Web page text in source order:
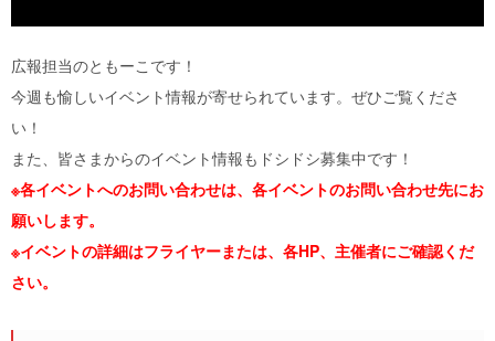
広報担当のともーこです！
今週も愉しいイベント情報が寄せられています。ぜひご覧くださ
い！
また、皆さまからのイベント情報もドシドシ募集中です！
※各イベントへのお問い合わせは、各イベントのお問い合わせ先にお
願いします。
※イベントの詳細はフライヤーまたは、各HP、主催者にご確認くだ
さい。